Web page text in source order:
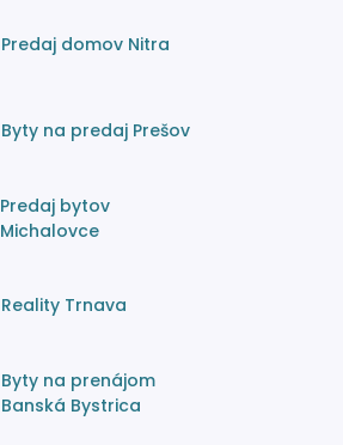
Predaj domov Nitra
Byty na predaj Prešov
Predaj bytov
Michalovce
Reality Trnava
Byty na prenájom
Banská Bystrica